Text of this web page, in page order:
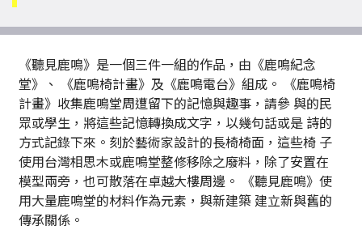
《聽見鹿鳴》是一個三件一組的作品，由《鹿鳴紀念
堂》、 《鹿鳴椅計畫》及《鹿鳴電台》組成。 《鹿鳴椅
計畫》收集鹿鳴堂周遭留下的記憶與趣事，請參 與的民
眾或學生，將這些記憶轉換成文字，以幾句話或是 詩的
方式記錄下來。刻於藝術家設計的長椅椅面，這些椅 子
使用台灣相思木或鹿鳴堂整修移除之廢料，除了安置在
模型兩旁，也可散落在卓越大樓周邊。 《聽見鹿鳴》使
用大量鹿鳴堂的材料作為元素，與新建築 建立新與舊的
傳承關係。